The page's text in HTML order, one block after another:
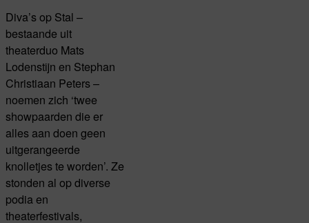
Diva’s op Stal –
bestaande uit
theaterduo Mats
Lodenstijn en Stephan
Christiaan Peters –
noemen zich ‘twee
showpaarden die er
alles aan doen geen
uitgerangeerde
knolletjes te worden’. Ze
stonden al op diverse
podia en
theaterfestivals,